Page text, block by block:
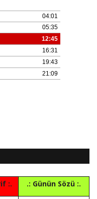
:.
.: Günün Sözü :.